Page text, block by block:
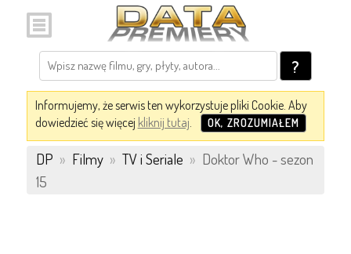
?
Informujemy, że serwis ten wykorzystuje pliki Cookie. Aby
dowiedzieć się więcej kliknij tutaj. OK, ZROZUMIAŁEM
DP » Filmy » TV i Seriale » Doktor Who - sezon
15